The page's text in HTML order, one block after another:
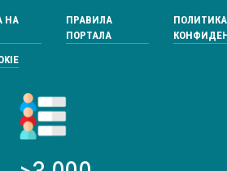
НА
ПРАВИЛА
ПОРТАЛА
ПОЛИТИКА